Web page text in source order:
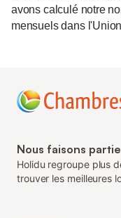
avons calculé notre
mensuels dans
Nous faisons
Holidu regroupe plus
trouver les meilleures